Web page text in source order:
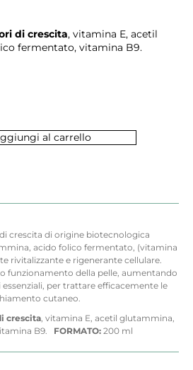
di crescita, vitamina E, acetil
fermentato, vitamina B9.
al carrello
crescita di origine biotecnologica
acido folico fermentato, (vitamina
rivitalizzante e rigenerante cellulare.
funzionamento della pelle, aumentando
per trattare efficacemente le
cutaneo.
crescita , vitamina E, acetil glutammina,
B9.
FORMATO: 200 ml